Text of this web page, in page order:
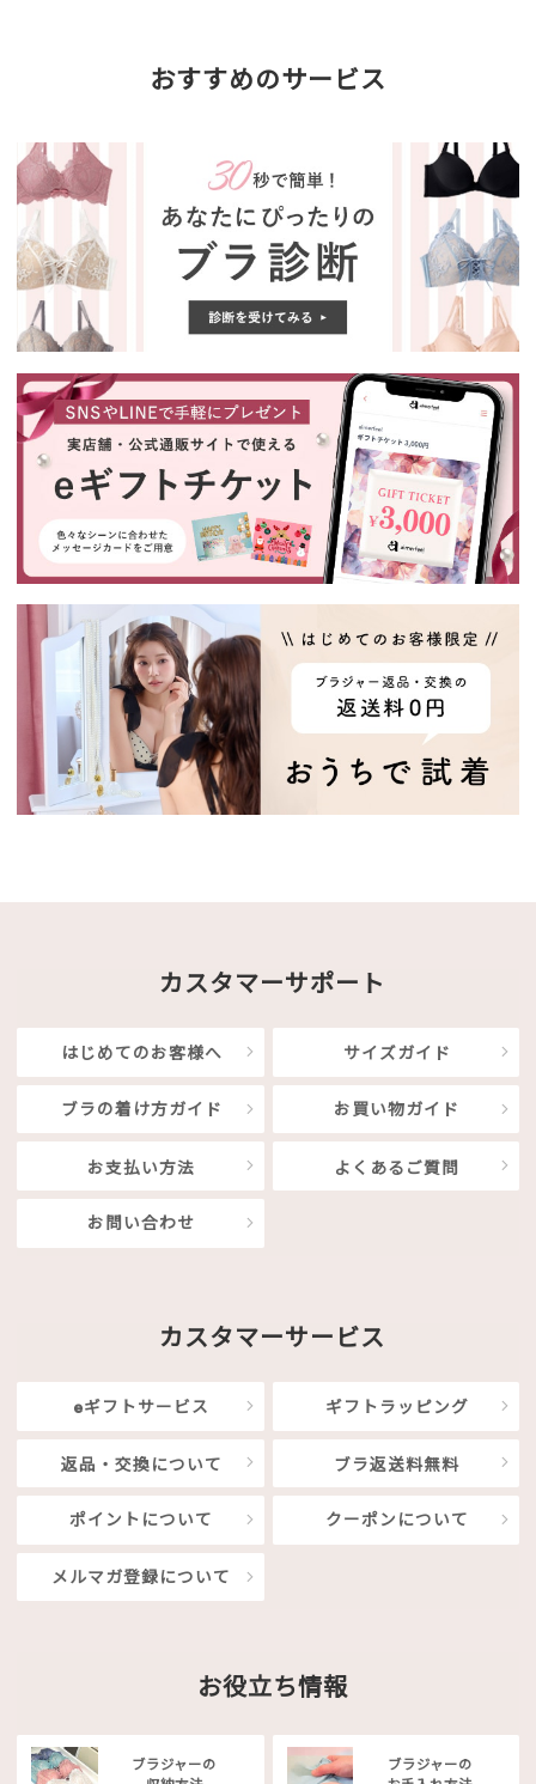
おすすめのサービス
カスタマーサポート
はじめてのお客様へ サイズガイド
ブラの着け方ガイド お買い物ガイド
お支払い方法 よくあるご質問
お問い合わせ
カスタマーサービス
eギフトサービス ギフトラッピング
返品・交換について ブラ返送料無料
ポイントについて クーポンについて
メルマガ登録について
お役立ち情報
ブラジャーの
ブラジャーの